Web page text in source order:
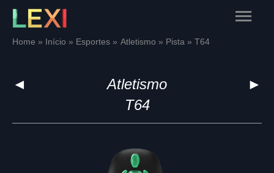
Skip
content
Main
Home Início Esportes Atletismo Pista T64
◄ ►
Atletismo
T64